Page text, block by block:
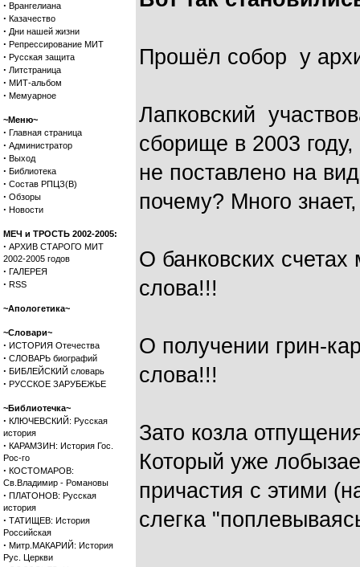
· Врангелиана
· Казачество
· Дни нашей жизни
· Репрессирование МИТ
· Русская защита
· Литстраница
· МИТ-альбом
· Мемуарное
~Меню~
· Главная страница
· Администратор
· Выход
· Библиотека
· Состав РПЦЗ(В)
· Обзоры
· Новости
МЕЧ и ТРОСТЬ 2002-2005:
· АРХИВ СТАРОГО МИТ
2002-2005 годов
· ГАЛЕРЕЯ
· RSS
~Апологетика~
~Словари~
· ИСТОРИЯ Отечества
· СЛОВАРЬ биографий
· БИБЛЕЙСКИЙ словарь
· РУССКОЕ ЗАРУБЕЖЬЕ
~Библиотечка~
· КЛЮЧЕВСКИЙ: Русская
история
· КАРАМЗИН: История Гос.
Рос-го
· КОСТОМАРОВ:
Св.Владимир - Романовы
· ПЛАТОНОВ: Русская
история
· ТАТИЩЕВ: История
Российская
· Митр.МАКАРИЙ: История
Рус. Церкви
Прошёл собор у
Лапковский
сборище в 2003
не поставлено на
почему? Много
О банковских
слова!!!
О получении грин-
слова!!!
Зато козла
Который уже
причастия с этими
слегка